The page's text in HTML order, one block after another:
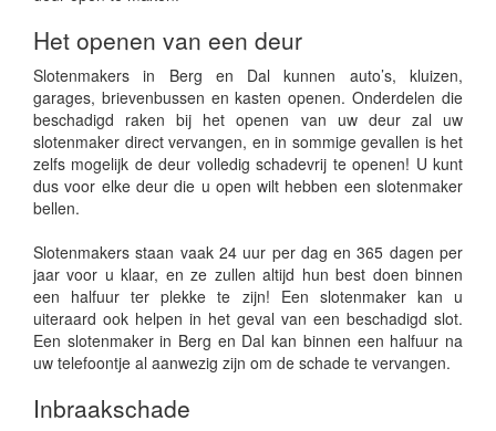
Het openen van een deur
Slotenmakers in Berg en Dal kunnen auto’s, kluizen,
garages, brievenbussen en kasten openen. Onderdelen die
beschadigd raken bij het openen van uw deur zal uw
slotenmaker direct vervangen, en in sommige gevallen is het
zelfs mogelijk de deur volledig schadevrij te openen! U kunt
dus voor elke deur die u open wilt hebben een slotenmaker
bellen.
Slotenmakers staan vaak 24 uur per dag en 365 dagen per
jaar voor u klaar, en ze zullen altijd hun best doen binnen
een halfuur ter plekke te zijn! Een slotenmaker kan u
uiteraard ook helpen in het geval van een beschadigd slot.
Een slotenmaker in Berg en Dal kan binnen een halfuur na
uw telefoontje al aanwezig zijn om de schade te vervangen.
Inbraakschade